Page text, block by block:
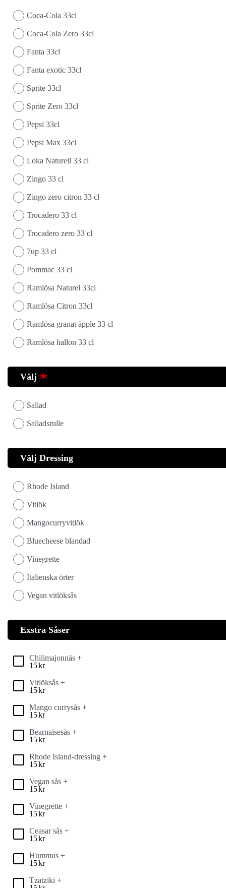
Coca-Cola 33cl
Coca-Cola Zero 33cl
Fanta 33cl
Fanta exotic 33cl
Sprite 33cl
Sprite Zero 33cl
Pepsi 33cl
Pepsi Max 33cl
Loka Naturell 33 cl
Zingo 33 cl
Zingo zero citron 33 cl
Trocadero 33 cl
Trocadero zero 33 cl
7up 33 cl
Pommac 33 cl
Ramlösa Naturel 33cl
Ramlösa Citron 33cl
Ramlösa granat äpple 33 cl
Ramlösa hallon 33 cl
Välj
Sallad
Salladsrulle
Välj Dressing
Rhode Island
Vitlök
Mangocurryvitlök
Bluecheese blandad
Vinegrette
Italienska örter
Vegan vitlöksås
Exstra Såser
Chilimajonnäs +
15kr
Vitlöksås +
15kr
Mango currysås +
15kr
Bearnaisesås +
15kr
Rhode Island-dressing +
15kr
Vegan sås +
15kr
Vinegrette +
15kr
Ceasar sås +
15kr
Hummus +
15kr
Tzatziki +